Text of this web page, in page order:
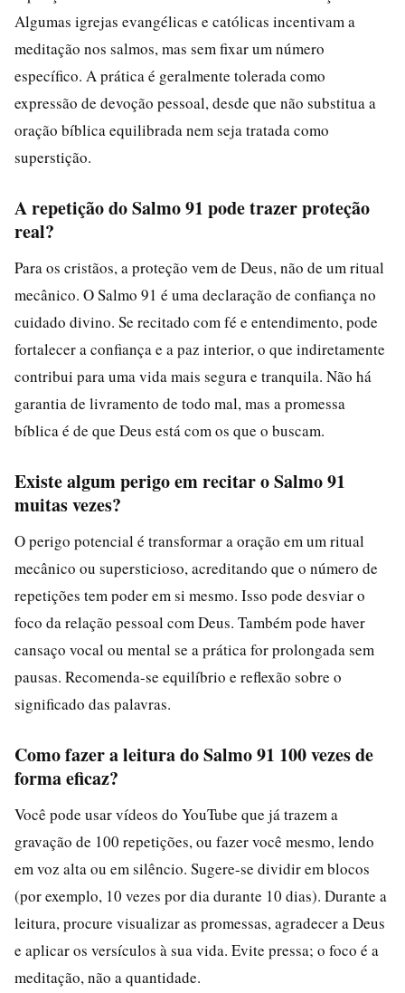
Algumas igrejas evangélicas e católicas incentivam a
meditação nos salmos, mas sem fixar um número
específico. A prática é geralmente tolerada como
expressão de devoção pessoal, desde que não substitua a
oração bíblica equilibrada nem seja tratada como
superstição.
A repetição do Salmo 91 pode trazer proteção
real?
Para os cristãos, a proteção vem de Deus, não de um ritual
mecânico. O Salmo 91 é uma declaração de confiança no
cuidado divino. Se recitado com fé e entendimento, pode
fortalecer a confiança e a paz interior, o que indiretamente
contribui para uma vida mais segura e tranquila. Não há
garantia de livramento de todo mal, mas a promessa
bíblica é de que Deus está com os que o buscam.
Existe algum perigo em recitar o Salmo 91
muitas vezes?
O perigo potencial é transformar a oração em um ritual
mecânico ou supersticioso, acreditando que o número de
repetições tem poder em si mesmo. Isso pode desviar o
foco da relação pessoal com Deus. Também pode haver
cansaço vocal ou mental se a prática for prolongada sem
pausas. Recomenda-se equilíbrio e reflexão sobre o
significado das palavras.
Como fazer a leitura do Salmo 91 100 vezes de
forma eficaz?
Você pode usar vídeos do YouTube que já trazem a
gravação de 100 repetições, ou fazer você mesmo, lendo
em voz alta ou em silêncio. Sugere-se dividir em blocos
(por exemplo, 10 vezes por dia durante 10 dias). Durante a
leitura, procure visualizar as promessas, agradecer a Deus
e aplicar os versículos à sua vida. Evite pressa; o foco é a
meditação, não a quantidade.